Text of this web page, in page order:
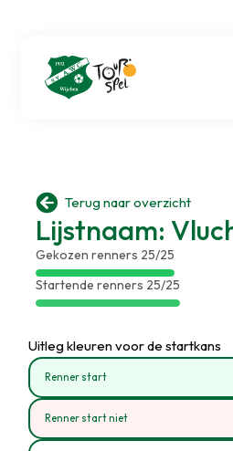
 Terug naar overzicht
Lijstnaam:
Gekozen renners 25/25
Startende renners 25/25
Uitleg kleuren voor de startkans
Renner start
Renner start niet